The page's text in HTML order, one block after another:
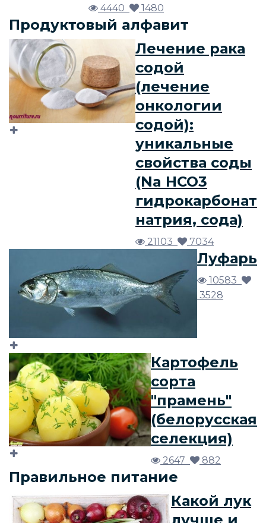
4440 1480
Продуктовый алфавит
Лечение рака
содой
(лечение
онкологии
содой):
уникальные
свойства соды
(Na HCO3
гидрокарбонат
натрия, сода)
21103 7034
Луфарь
10583
3528
Картофель
сорта
"прамень"
(белорусская
селекция)
2647 882
Правильное питание
Какой лук
лучше и